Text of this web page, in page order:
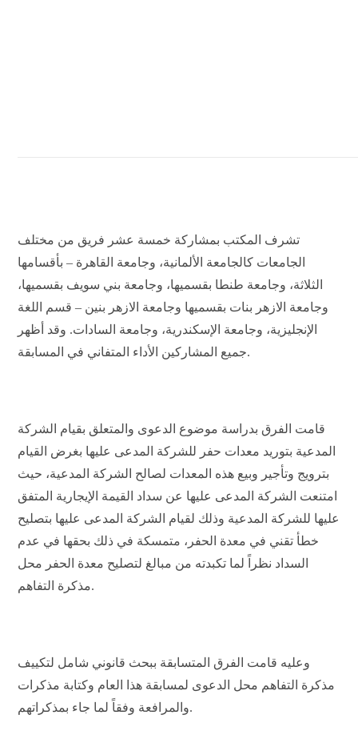
تشرف المكتب بمشاركة خمسة عشر فريق من مختلف
الجامعات كالجامعة الألمانية، وجامعة القاهرة – بأقسامها
الثلاثة، وجامعة طنطا بقسميها، وجامعة بني سويف بقسميها،
وجامعة الازهر بنات بقسميها وجامعة الازهر بنين – قسم اللغة
الإنجليزية، وجامعة الإسكندرية، وجامعة السادات. وقد أظهر
جميع المشاركين الأداء المتفاني في المسابقة.
قامت الفرق بدراسة موضوع الدعوى والمتعلق بقيام الشركة
المدعية بتوريد معدات حفر للشركة المدعى عليها بغرض القيام
بترويج وتأجير وبيع هذه المعدات لصالح الشركة المدعية، حيث
امتنعت الشركة المدعى عليها عن سداد القيمة الإيجارية المتفق
عليها للشركة المدعية وذلك لقيام الشركة المدعى عليها بتصليح
خطأ تقني في معدة الحفر، متمسكة في ذلك بحقها في عدم
السداد نظراً لما تكبدته من مبالغ لتصليح معدة الحفر محل
مذكرة التفاهم.
وعليه قامت الفرق المتسابقة ببحث قانوني شامل لتكييف
مذكرة التفاهم محل الدعوى لمسابقة هذا العام وكتابة مذكرات
والمرافعة وفقاً لما جاء بمذكراتهم.